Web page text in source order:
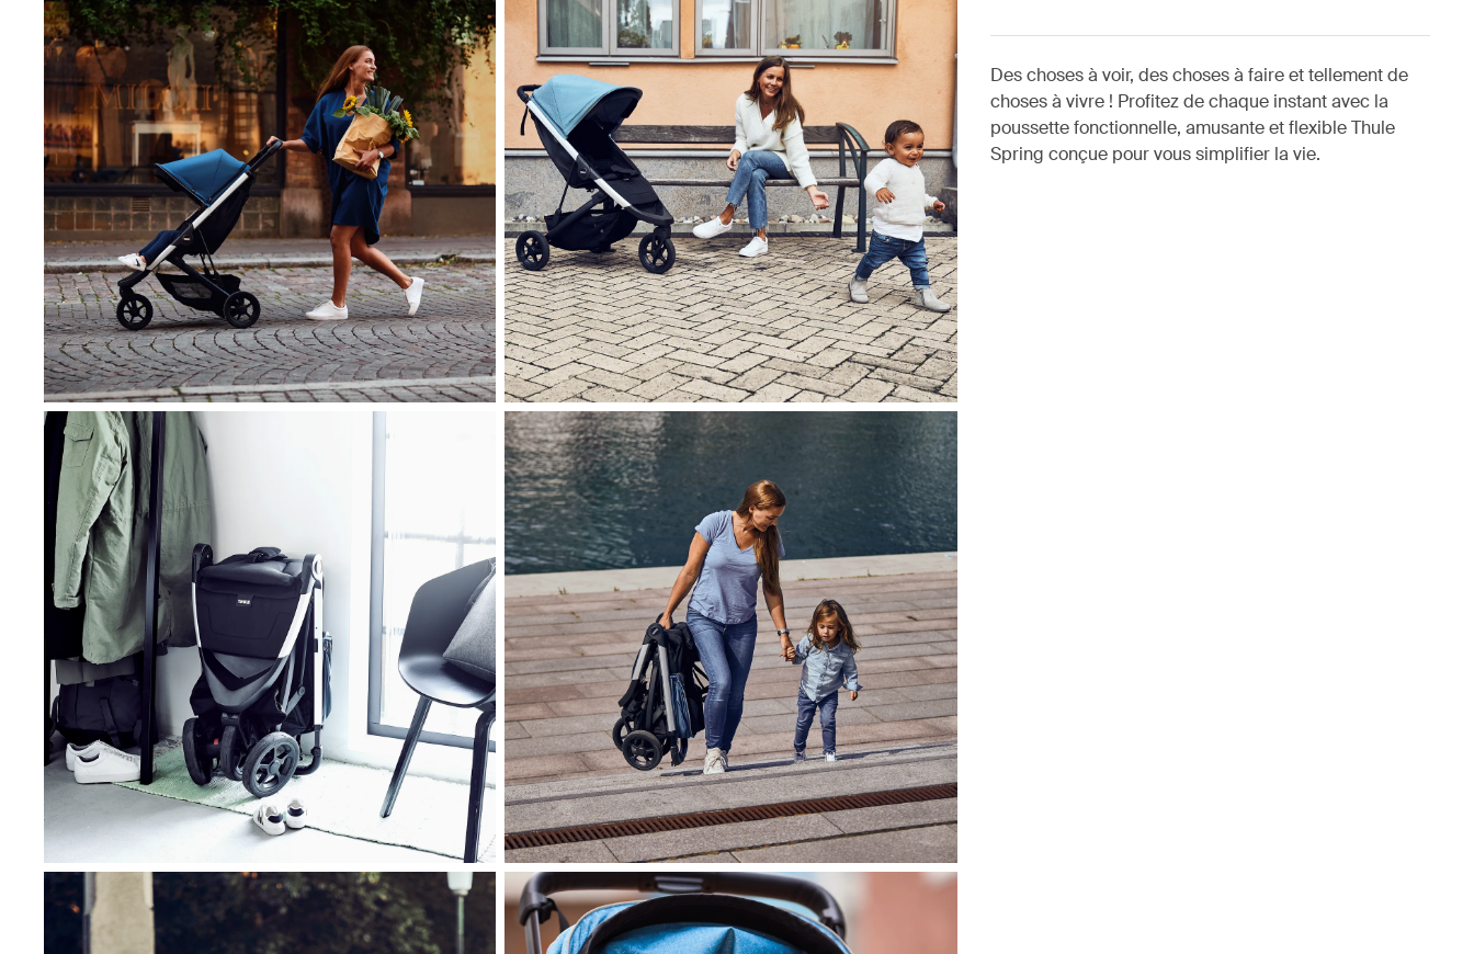
Des choses à voir, des choses à faire et tellement de
choses à vivre ! Profitez de chaque instant avec la
poussette fonctionnelle, amusante et flexible Thule
Spring conçue pour vous simplifier la vie.